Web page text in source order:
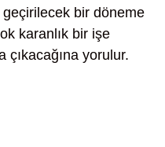
bir döneme
karanlık bir işe
çıkacağına yorulur.